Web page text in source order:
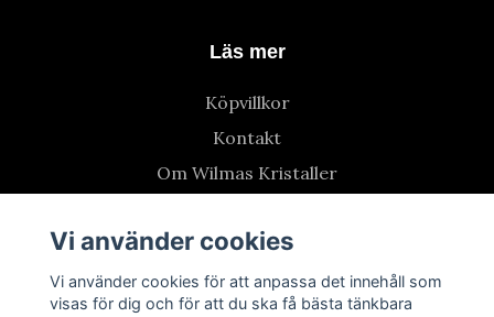
Läs mer
Köpvillkor
Kontakt
Om Wilmas Kristaller
Vi använder cookies
Vi använder cookies för att anpassa det innehåll som
visas för dig och för att du ska få bästa tänkbara